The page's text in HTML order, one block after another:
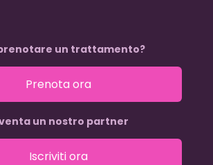
un trattamento?
Prenota ora
un nostro partner
Iscriviti ora